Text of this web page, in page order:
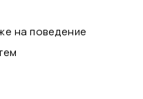
на поведение